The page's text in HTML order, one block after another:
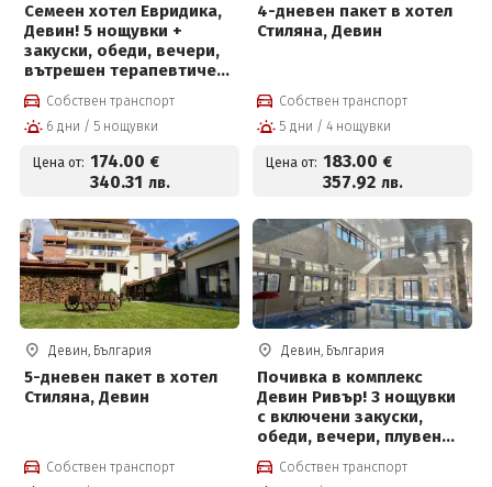
Семеен хотел Евридика,
Девин! 5 нощувки +
закуски, обеди, вечери,
вътрешен терапевтичен
басейн с минерална
вода, джакузи,
финландска сауна и
парна баня
Собствен транспорт
6 дни / 5 нощувки
Цена от: 174.00 €
340.31 лв.
4-дневен пакет в хотел
Стиляна, Девин
Собствен транспорт
5 дни / 4 нощувки
Цена от: 183.00 €
357.92 лв.
Девин, България
5-дневен пакет в хотел
Стиляна, Девин
Собствен транспорт
Девин, България
Почивка в комплекс
Девин Ривър! 3 нощувки
с включени закуски,
обеди, вечери, плувен
басейн и Релакс център
Собствен транспорт